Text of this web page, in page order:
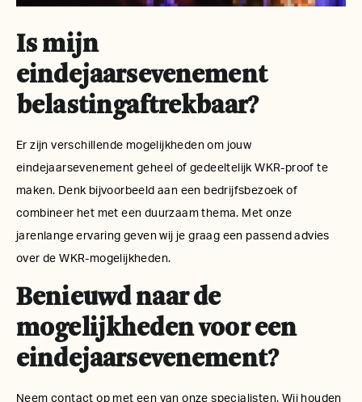
Is mijn
eindejaarsevenement
belastingaftrekbaar?
Er zijn verschillende mogelijkheden om jouw
eindejaarsevenement geheel of gedeeltelijk WKR-proof te
maken. Denk bijvoorbeeld aan een bedrijfsbezoek of
combineer het met een duurzaam thema. Met onze
jarenlange ervaring geven wij je graag een passend advies
over de WKR-mogelijkheden.
Benieuwd naar de
mogelijkheden voor een
eindejaarsevenement?
Neem contact op met een van onze specialisten. Wij houden